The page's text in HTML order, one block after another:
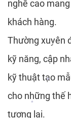
*
*
nghề cao
khách hàng.
Thường xuyên
kỹ năng, cập
kỹ thuật tạo
cho những thế
tương lai.